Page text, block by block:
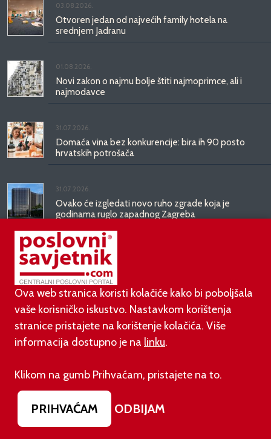
03.08.2026.
Otvoren jedan od najvećih family hotela na
srednjem Jadranu
01.08.2026.
Novi zakon o najmu bolje štiti najmoprimce, ali i
najmodavce
31.07.2026.
Domaća vina bez konkurencije: bira ih 90 posto
hrvatskih potrošača
31.07.2026.
Ovako će izgledati novo ruho zgrade koja je
godinama ruglo zapadnog Zagreba
PODUZETNIŠTVO
01.08.2026.
adidas i Hrvatski nogometni savez objavili
višegodišnje partnerstvo
UGP najavio prosvjed protiv novih nameta i načina
donošenja propisa
29.07.2026.
Ova web stranica koristi kolačiće kako bi poboljšala
vaše korisničko iskustvo. Nastavkom korištenja
stranice pristajete na korištenje kolačića. Više
informacija dostupno je na linku.
Klikom na gumb Prihvaćam, pristajete na to.
PRIHVAĆAM ODBIJAM